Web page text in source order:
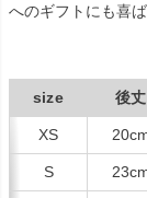
へのギフトにも喜
size
後丈
XS
S